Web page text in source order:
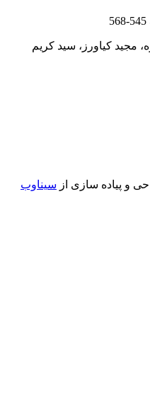
545-568
مجید کیاورز، سید کریم
و پیاده سازی از سیناوب